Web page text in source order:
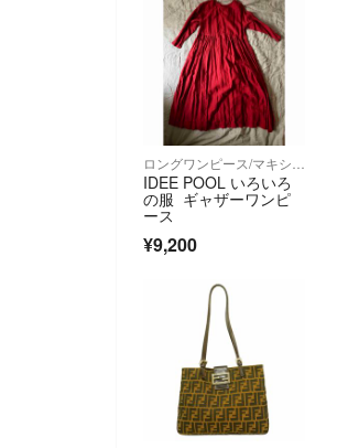
IDEE POOL いろいろ
の服 ギャザーワンピ
ース
¥9,200